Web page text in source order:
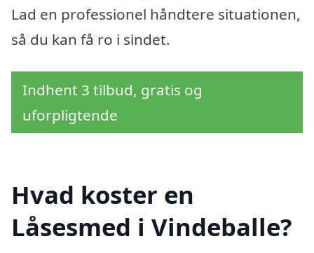
Lad en professionel håndtere situationen,
så du kan få ro i sindet.
Indhent 3 tilbud, gratis og
uforpligtende
Hvad koster en
Låsesmed i Vindeballe?